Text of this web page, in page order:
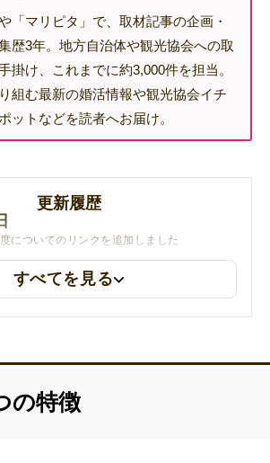
「マリピタ」で、取材記事の企画・
歴3年。地方自治体や観光協会への取
掛け、これまでに約3,000件を担当。
組む最新の婚活情報や観光協会イチ
ットなどを読者へお届け。
更新履歴
についてのリンクを追加しました
すべてを見る
の特徴